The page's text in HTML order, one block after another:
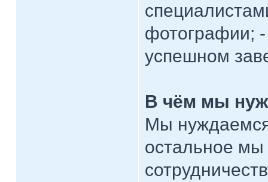
фотографии; -
успешном
В чём мы
Мы
остальное мы